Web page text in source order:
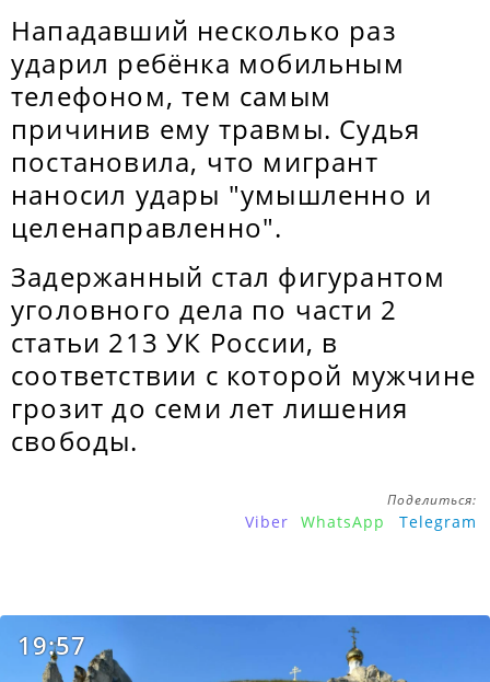
Нападавший несколько раз
ударил ребёнка мобильным
телефоном, тем самым
причинив ему травмы. Судья
постановила, что мигрант
наносил удары "умышленно и
целенаправленно".
Задержанный стал фигурантом
уголовного дела по части 2
статьи 213 УК России, в
соответствии с которой мужчине
грозит до семи лет лишения
свободы.
Поделиться:
Viber WhatsApp Telegram
19:57